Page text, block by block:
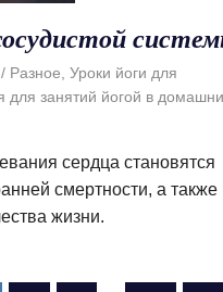
Разное Уроки йоги для
занятий йогой в
сердца становятся
смертности, а также
жизни.